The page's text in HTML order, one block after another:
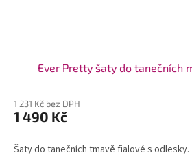
Ever Pretty šaty do tanečních
1 231 Kč bez DPH
1 490 Kč
Šaty do tanečních tmavě fialové s odlesky.